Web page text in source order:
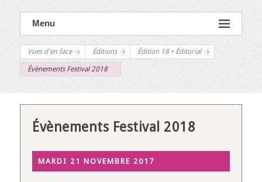
Menu
Vues d'en face Éditions Édition 18 • Éditorial
Évènements Festival 2018
Évènements Festival 2018
MARDI 21 NOVEMBRE 2017